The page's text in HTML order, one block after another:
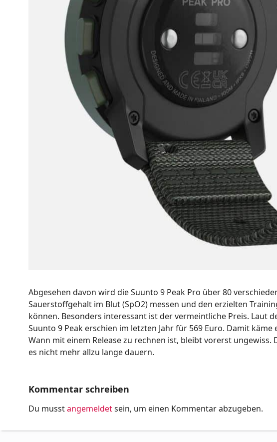
Abgesehen davon wird die Suunto 9 Peak Pro über 80
Sauerstoffgehalt im Blut (SpO2) messen und den erzielten
können. Besonders interessant ist der vermeintliche Preis. Laut
Suunto 9 Peak erschien im letzten Jahr für 569 Euro. Damit
Wann mit einem Release zu rechnen ist, bleibt vorerst
es nicht mehr allzu lange dauern.
Kommentar schreiben
Du musstangemeldetsein, um einen Kommentar abzugeben.